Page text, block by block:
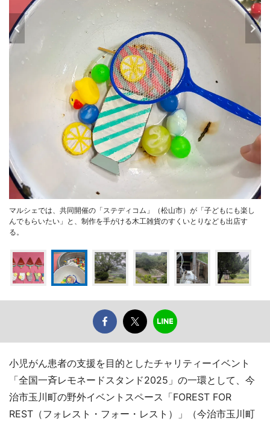
マルシェでは、共同開催の「ステディコム」（松山市）が「子どもにも楽し
んでもらいたい」と、制作を手がける木工雑貨のすくいとりなども出店す
る。
小児がん患者の支援を目的としたチャリティーイベント
「全国一斉レモネードスタンド2025」の一環として、今
治市玉川町の野外イベントスペース「FOREST FOR
REST（フォレスト・フォー・レスト）」（今治市玉川町